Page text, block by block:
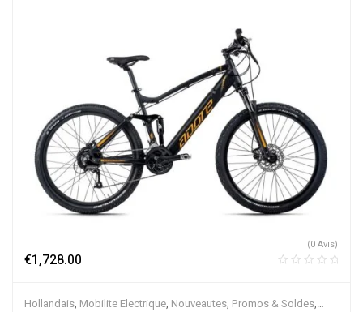
€1,728.00
(0 Avis)
Hollandais, Mobilite Electrique, Nouveautes, Promos & Soldes,